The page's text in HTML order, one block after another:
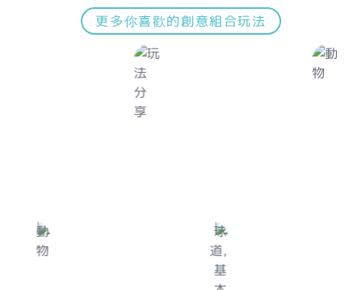
更多你喜歡的創意組合玩法